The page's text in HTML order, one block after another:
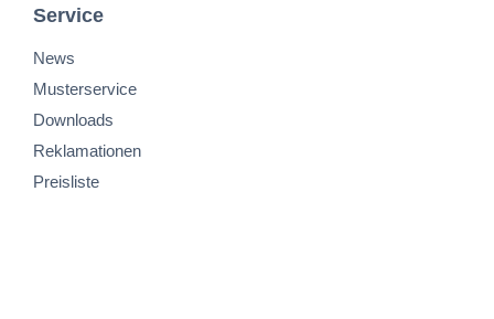
Service
News
Musterservice
Downloads
Reklamationen
Preisliste